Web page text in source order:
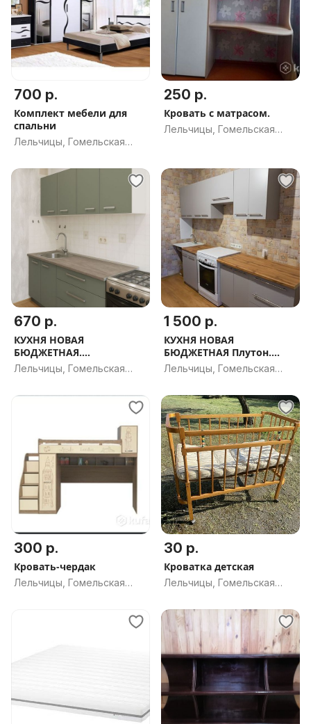
700 р.
Комплект мебели для
спальни
Лельчицы, Гомельская
250 р.
Кровать с матрасом.
Лельчицы, Гомельская
670 р.
КУХНЯ НОВАЯ
БЮДЖЕТНАЯ.
МОДУЛЬНЫЕ КУХНИ.
ПРЯМЫЕ И УГЛОВЫЕ.
Лельчицы, Гомельская
1 500 р.
КУХНЯ НОВАЯ
БЮДЖЕТНАЯ Плутон.
РАССРОЧКА, ДОСТАВКА,
ПРОЕКТ В ПОДАРОК
Лельчицы, Гомельская
300 р.
Кровать-чердак
Лельчицы, Гомельская
30 р.
Кроватка детская
Лельчицы, Гомельская